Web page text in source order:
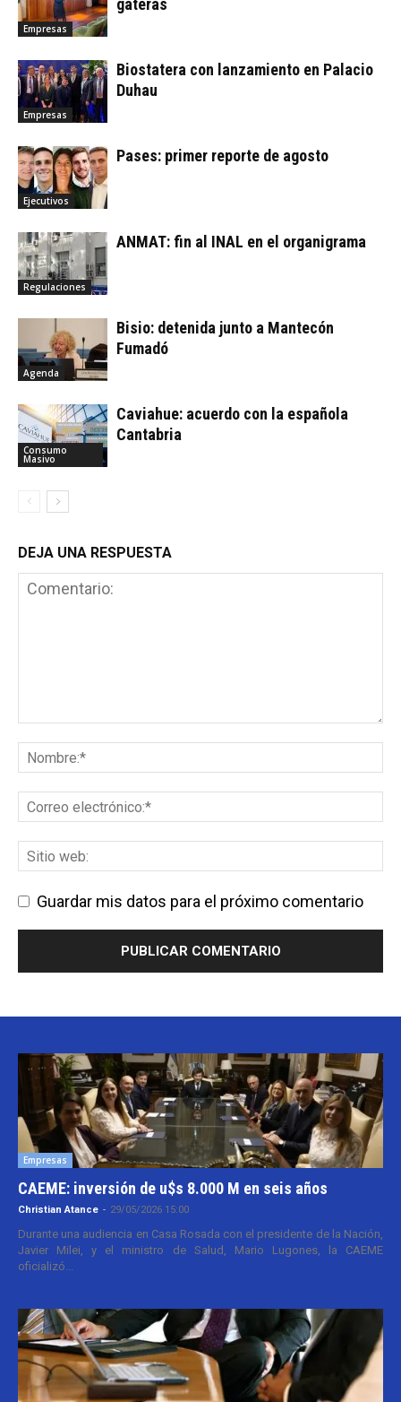
Empresas
gateras
Empresas
Biostatera con lanzamiento en Palacio
Duhau
Ejecutivos
Pases: primer reporte de agosto
Regulaciones
ANMAT: fin al INAL en el organigrama
Agenda
Bisio: detenida junto a Mantecón
Fumadó
Consumo
Masivo
Caviahue: acuerdo con la española
Cantabria
DEJA UNA RESPUESTA
Guardar mis datos para el próximo comentario
Empresas
CAEME: inversión de u$s 8.000 M en seis años
Christian Atance - 29/05/2026 15:00
Durante una audiencia en Casa Rosada con el presidente de la Nación,
Javier Milei, y el ministro de Salud, Mario Lugones, la CAEME
oficializó...